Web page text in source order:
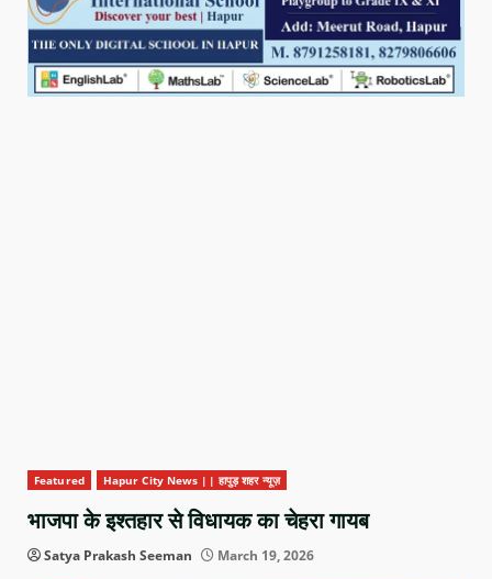
Featured Hapur City News || हापुड़ शहर न्यूज़
भाजपा के इश्तहार से विधायक का चेहरा गायब
Satya Prakash Seeman March 19, 2026